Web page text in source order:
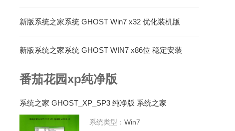
新版系统之家系统 GHOST Win7 x32 优化装机版
新版系统之家系统 GHOST WIN7 x86位 稳定安装
番茄花园xp纯净版
系统之家 GHOST_XP_SP3 纯净版 系统之家
系统类型： Win7